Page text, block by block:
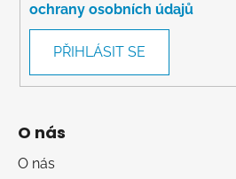
ochrany osobních údajů
PŘIHLÁSIT SE
O nás
O nás